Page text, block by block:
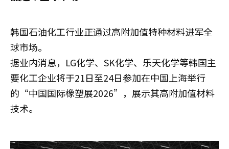
韩国石油化工行业正通过高附加值特种材料进军全
球市场。
据业内消息，LG化学、SK化学、乐天化学等韩国主
要化工企业将于21日至24日参加在中国上海举行
的“中国国际橡塑展2026”，展示其高附加值材料
技术。